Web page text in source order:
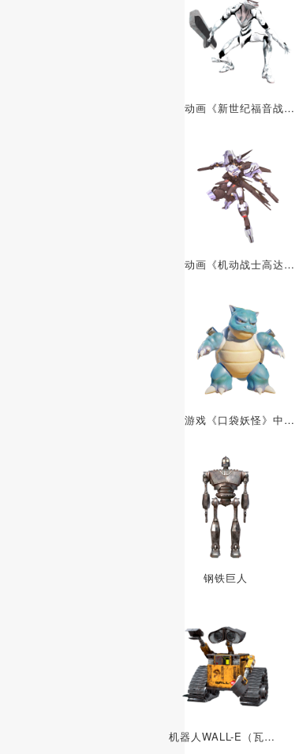
动画《新世纪福音战士》剧场版中的机甲：EVA量产机
动画《机动战士高达系列》中的机甲：ASW-G-XX 高达维达尔
游戏《口袋妖怪》中的角色 水箭龟
钢铁巨人
机器人WALL-E（瓦力）